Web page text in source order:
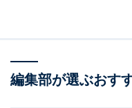
板など、見る人の記憶
編集部が選ぶおす